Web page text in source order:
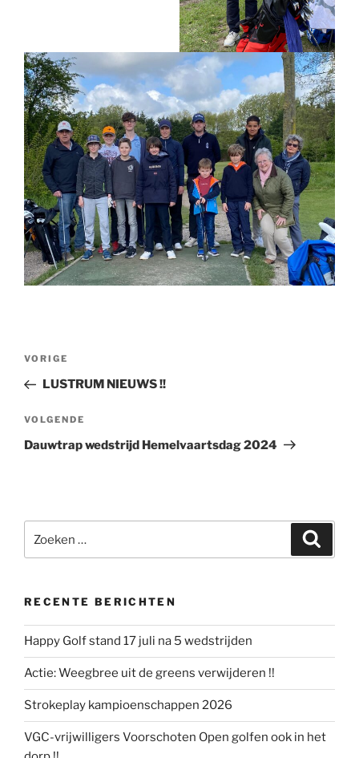
Bericht
Vorig
bericht
VORIGE
LUSTRUM NIEUWS !!
Volgend
bericht
VOLGENDE
Dauwtrap wedstrijd Hemelvaartsdag 2024
naar:
RECENTE BERICHTEN
Happy Golf stand 17 juli na 5 wedstrijden
Actie: Weegbree uit de greens verwijderen !!
Strokeplay kampioenschappen 2026
VGC-vrijwilligers Voorschoten Open golfen ook in het